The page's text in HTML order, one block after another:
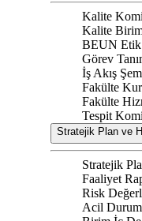
Kalite
Kalite
BEUN Etik
Görev
İş Akış
Fakülte
Fakülte
Tespit
Stratejik Plan ve
Stratejik
Faaliyet
Risk
Acil